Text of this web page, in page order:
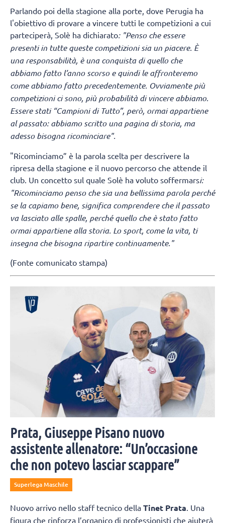
Parlando poi della stagione alla porte, dove Perugia ha
l'obiettivo di provare a vincere tutti le competizioni a cui
parteciperà, Solè ha dichiarato: "Penso che essere
presenti in tutte queste competizioni sia un piacere. È
una responsabilità, è una conquista di quello che
abbiamo fatto l’anno scorso e quindi le affronteremo
come abbiamo fatto precedentemente. Ovviamente più
competizioni ci sono, più probabilità di vincere abbiamo.
Essere stati “Campioni di Tutto”, però, ormai appartiene
al passato: abbiamo scritto una pagina di storia, ma
adesso bisogna ricominciare".
"Ricominciamo” è la parola scelta per descrivere la
ripresa della stagione e il nuovo percorso che attende il
club. Un concetto sul quale Solè ha voluto soffermarsi:
"Ricominciamo penso che sia una bellissima parola perché
se la capiamo bene, significa comprendere che il passato
va lasciato alle spalle, perché quello che è stato fatto
ormai appartiene alla storia. Lo sport, come la vita, ti
insegna che bisogna ripartire continuamente."
(Fonte comunicato stampa)
Prata, Giuseppe Pisano nuovo
assistente allenatore: “Un’occasione
che non potevo lasciar scappare”
Superlega Maschile
Nuovo arrivo nello staff tecnico della Tinet Prata . Una
figura che rinforza l’organico di professionisti che aiuterà